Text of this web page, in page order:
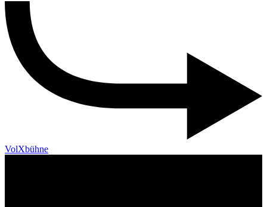
VolXbühne